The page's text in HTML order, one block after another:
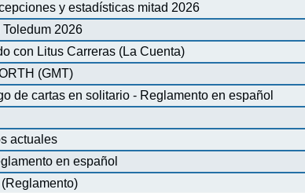
y estadísticas mitad 2026
2026
con Litus Carreras (La Cuenta)
(GMT)
de cartas en solitario - Reglamento en español
actuales
en español